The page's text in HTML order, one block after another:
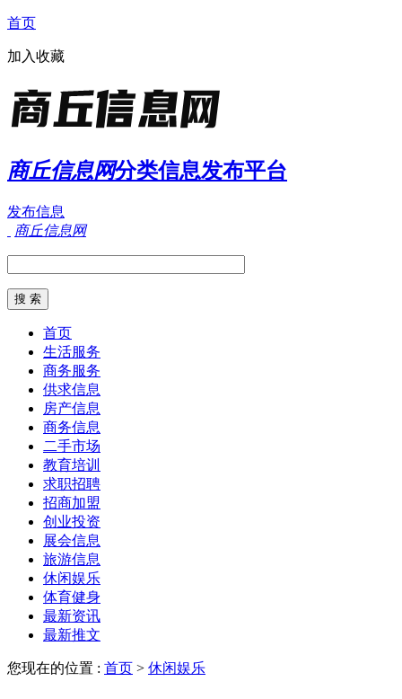
首页
加入收藏
商丘信息网分类信息发布平台
发布信息
商丘信息网
首页
生活服务
商务服务
供求信息
房产信息
商务信息
二手市场
教育培训
求职招聘
招商加盟
创业投资
展会信息
旅游信息
休闲娱乐
体育健身
最新资讯
最新推文
您现在的位置 : 首页 > 休闲娱乐